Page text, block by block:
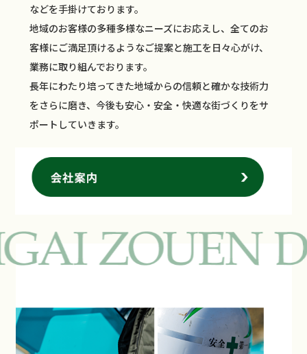
などを手掛けております。
地域のお客様の多種多様なニーズにお応えし、全てのお
客様にご満足頂けるようなご提案と施工を日々心がけ、
業務に取り組んでおります。
長年にわたり培ってきた地域からの信頼と確かな技術力
をさらに磨き、今後も安心・安全・快適な街づくりをサ
ポートしていきます。